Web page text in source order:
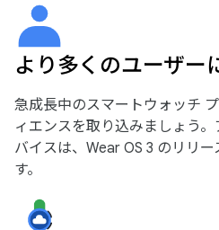
より多くのユーザー
急成長中のスマートウォッチ
ィエンスを取り込みましょう
バイスは、Wear OS 3 のリリ
す。